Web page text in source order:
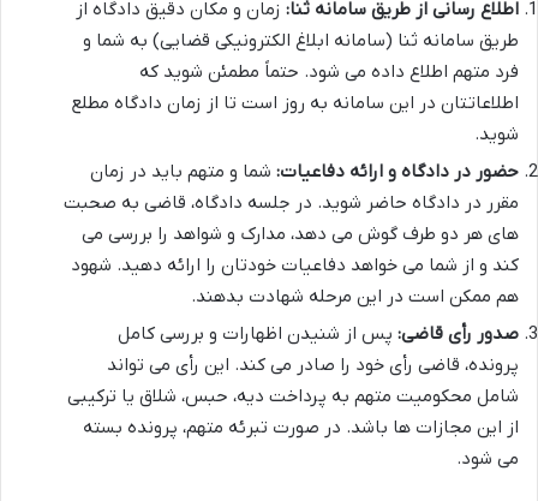
اطلاع رسانی از طریق سامانه ثنا: زمان و مکان دقیق دادگاه از
طریق سامانه ثنا (سامانه ابلاغ الکترونیکی قضایی) به شما و
فرد متهم اطلاع داده می شود. حتماً مطمئن شوید که
اطلاعاتتان در این سامانه به روز است تا از زمان دادگاه مطلع
شوید.
حضور در دادگاه و ارائه دفاعیات: شما و متهم باید در زمان
مقرر در دادگاه حاضر شوید. در جلسه دادگاه، قاضی به صحبت
های هر دو طرف گوش می دهد، مدارک و شواهد را بررسی می
کند و از شما می خواهد دفاعیات خودتان را ارائه دهید. شهود
هم ممکن است در این مرحله شهادت بدهند.
صدور رأی قاضی: پس از شنیدن اظهارات و بررسی کامل
پرونده، قاضی رأی خود را صادر می کند. این رأی می تواند
شامل محکومیت متهم به پرداخت دیه، حبس، شلاق یا ترکیبی
از این مجازات ها باشد. در صورت تبرئه متهم، پرونده بسته
می شود.